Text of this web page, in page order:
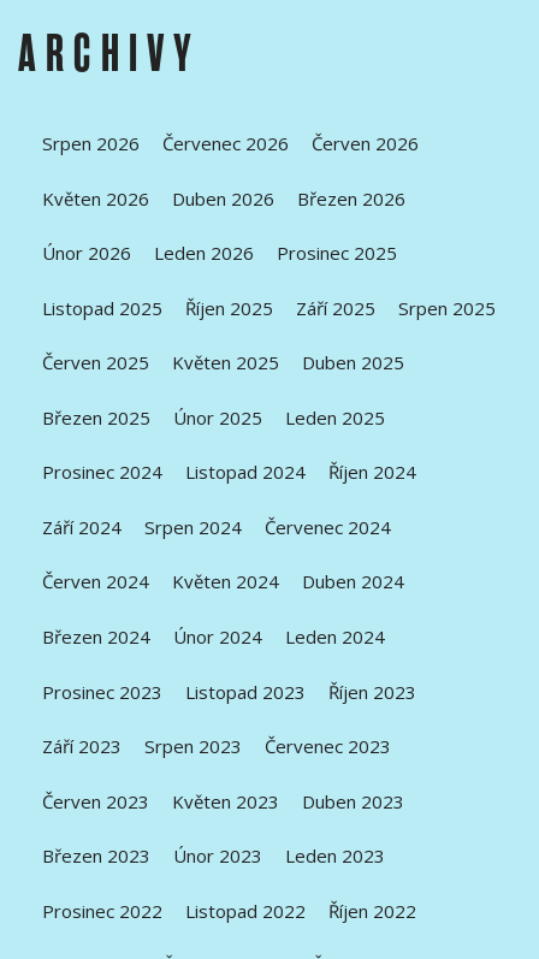
ARCHIVY
Srpen 2026 Červenec 2026 Červen 2026
Květen 2026 Duben 2026 Březen 2026
Únor 2026 Leden 2026 Prosinec 2025
Listopad 2025 Říjen 2025 Září 2025 Srpen 2025
Červen 2025 Květen 2025 Duben 2025
Březen 2025 Únor 2025 Leden 2025
Prosinec 2024 Listopad 2024 Říjen 2024
Září 2024 Srpen 2024 Červenec 2024
Červen 2024 Květen 2024 Duben 2024
Březen 2024 Únor 2024 Leden 2024
Prosinec 2023 Listopad 2023 Říjen 2023
Září 2023 Srpen 2023 Červenec 2023
Červen 2023 Květen 2023 Duben 2023
Březen 2023 Únor 2023 Leden 2023
Prosinec 2022 Listopad 2022 Říjen 2022